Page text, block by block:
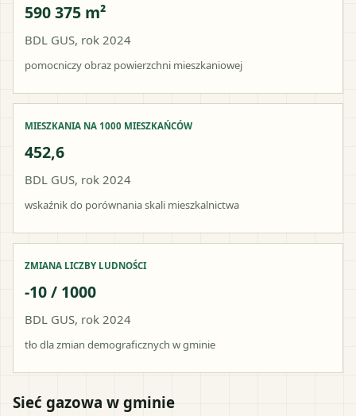
590 375 m²
BDL GUS, rok 2024
pomocniczy obraz powierzchni mieszkaniowej
MIESZKANIA NA 1000 MIESZKAŃCÓW
452,6
BDL GUS, rok 2024
wskaźnik do porównania skali mieszkalnictwa
ZMIANA LICZBY LUDNOŚCI
-10 / 1000
BDL GUS, rok 2024
tło dla zmian demograficznych w gminie
Sieć gazowa w gminie